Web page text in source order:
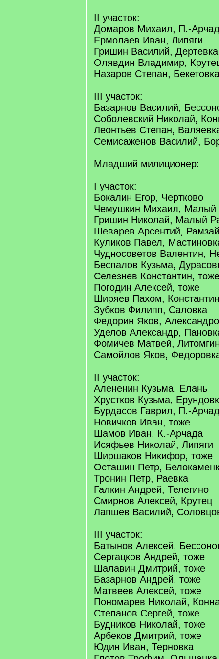
II участок:
Домаров Михаил, П.-
Ермолаев Иван, Липяги
Гришин Василий, Дертевка
Олявдин Владимир,
Назаров Степан, Бекетовка
III участок:
Базарнов Василий,
Соболевский Николай,
Леонтьев Степан,
Семисаженов Василий,
Младший милиционер:
I участок:
Бокалин Егор, Чертково
Чемушкин Михаил, Малый
Гришин Николай, Малый
Шеварев Арсентий, Рамзай
Куликов Павел,
Чудносоветов Валентин,
Беспалов Кузьма,
Селезнев Константин, тоже
Погодин Алексей, тоже
Ширяев Пахом,
Зубков Филипп, Саловка
Федорин Яков,
Уделов Александр,
Фомичев Матвей,
Самойлов Яков,
II участок:
Алененин Кузьма, Елань
Хрустков Кузьма,
Бурдасов Гаврил, П.-
Новичков Иван, тоже
Шамов Иван, К.-Арчада
Исяфьев Николай, Липяги
Ширшаков Никифор, тоже
Осташин Петр,
Тронин Петр, Раевка
Галкин Андрей, Телегино
Смирнов Алексей, Крутец
Лапшев Василий,
III участок:
Батынов Алексей,
Сергацков Андрей, тоже
Шалавин Дмитрий, тоже
Базарнов Андрей, тоже
Матвеев Алексей, тоже
Пономарев Николай,
Степанов Сергей, тоже
Будников Николай, тоже
Арбеков Дмитрий, тоже
Юдин Иван, Терновка